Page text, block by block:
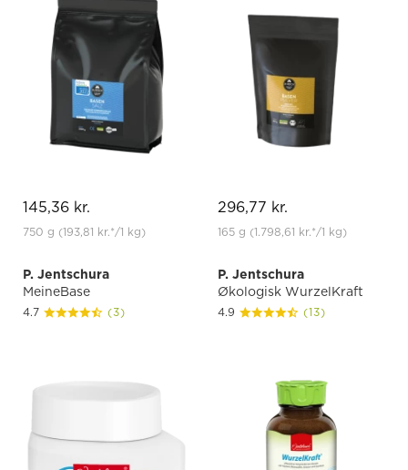
145,36 kr.
750 g (193,81 kr.*/1 kg)
296,77 kr.
165 g (1.798,61 kr.*/1 kg)
P. Jentschura
MeineBase
4.7 (3)
P. Jentschura
Økologisk WurzelKraft
4.9 (13)